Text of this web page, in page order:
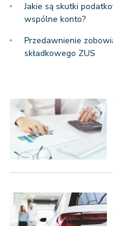
Jakie są skutki
wspólne konto?
Przedawnienie
składkowego ZUS